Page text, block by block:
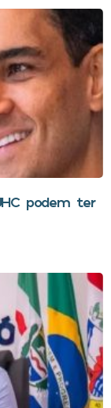
podem ter